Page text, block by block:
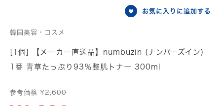
お気に入りに追加する
韓国美容・コスメ
[1個] 【メーカー直送品】numbuzin (ナンバーズイン)
1番 青草たっぷり93％整肌トナー 300ml
参考価格 ¥2,600